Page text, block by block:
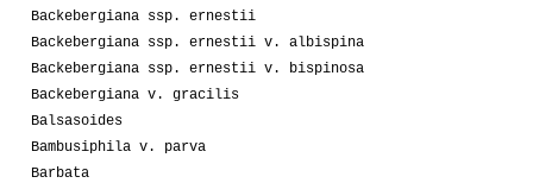
Backebergiana ssp. ernestii
Backebergiana ssp. ernestii v. albispina
Backebergiana ssp. ernestii v. bispinosa
Backebergiana v. gracilis
Balsasoides
Bambusiphila v. parva
Barbata